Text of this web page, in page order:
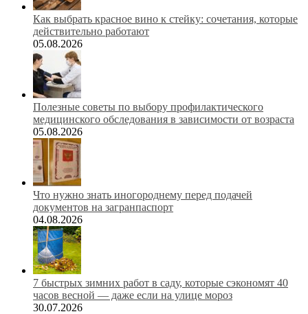
Как выбрать красное вино к стейку: сочетания, которые
действительно работают
05.08.2026
Полезные советы по выбору профилактического
медицинского обследования в зависимости от возраста
05.08.2026
Что нужно знать иногороднему перед подачей
документов на загранпаспорт
04.08.2026
7 быстрых зимних работ в саду, которые сэкономят 40
часов весной — даже если на улице мороз
30.07.2026